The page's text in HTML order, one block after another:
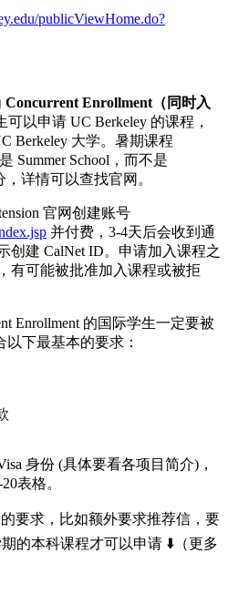
publicViewHome.do?
Concurrent Enrollment（同时入
可以申请 UC Berkeley 的课程，
Berkeley 大学。暑期课程
Summer School，而不是
，详情可以查找官网。
官网创建账号
并付费，3-4天后会收到通
创建 CalNet ID。申请加入课程之
有可能被批准加入课程或被拒
Enrollment 的国际学生一定要被
下最基本的要求：
身份 (具体要看各项目简介)，
表格。
要求，比如额外要求推荐信，要
的本科课程才可以申请 ⬇️（更多